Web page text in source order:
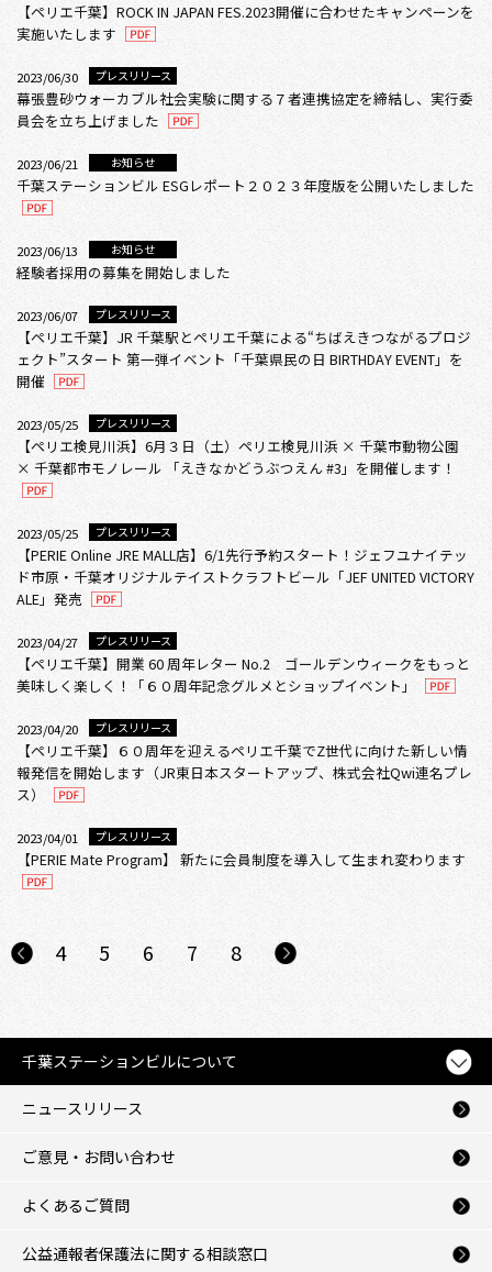
【ペリエ千葉】ROCK IN JAPAN FES.2023開催に合わせたキャンペーンを
実施いたします
2023/06/30 プレスリリース
幕張豊砂ウォーカブル社会実験に関する７者連携協定を締結し、実行委
員会を立ち上げました
2023/06/21 お知らせ
千葉ステーションビル ESGレポート２０２３年度版を公開いたしました
2023/06/13 お知らせ
経験者採用の募集を開始しました
2023/06/07 プレスリリース
【ペリエ千葉】JR 千葉駅とペリエ千葉による“ちばえきつながるプロジ
ェクト”スタート 第一弾イベント「千葉県民の日 BIRTHDAY EVENT」を
開催
2023/05/25 プレスリリース
【ペリエ検見川浜】6月３日（土）ペリエ検見川浜 × 千葉市動物公園
× 千葉都市モノレール 「えきなかどうぶつえん #3」を開催します！
2023/05/25 プレスリリース
【PERIE Online JRE MALL店】6/1先行予約スタート！ジェフユナイテッ
ド市原・千葉オリジナルテイストクラフトビール「JEF UNITED VICTORY
ALE」発売
2023/04/27 プレスリリース
【ペリエ千葉】開業 60 周年レター No.2 ゴールデンウィークをもっと
美味しく楽しく！「６０周年記念グルメとショップイベント」
2023/04/20 プレスリリース
【ペリエ千葉】６０周年を迎えるペリエ千葉でZ世代に向けた新しい情
報発信を開始します（JR東日本スタートアップ、株式会社Qwi連名プレ
ス）
2023/04/01 プレスリリース
【PERIE Mate Program】 新たに会員制度を導入して生まれ変わります
4 5 6 7 8
千葉ステーションビルについて
ニュースリリース
ご意見・お問い合わせ
よくあるご質問
公益通報者保護法に関する相談窓口